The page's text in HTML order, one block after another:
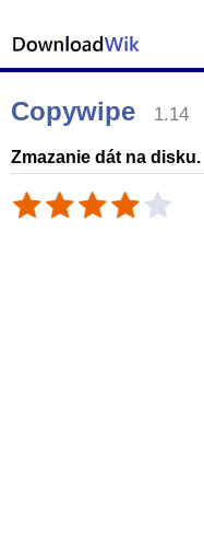
Copywipe 1.14
Zmazanie dát na disku.